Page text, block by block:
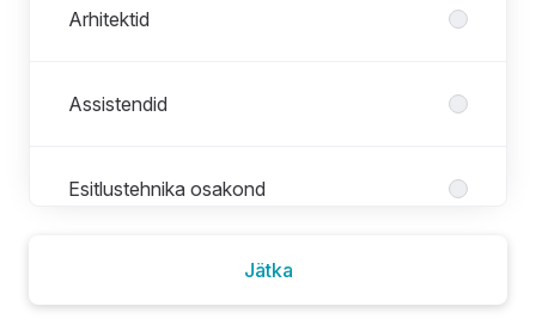
Arhitektid
Assistendid
Esitlustehnika osakond
IT-süsteemide osakond
Jätka